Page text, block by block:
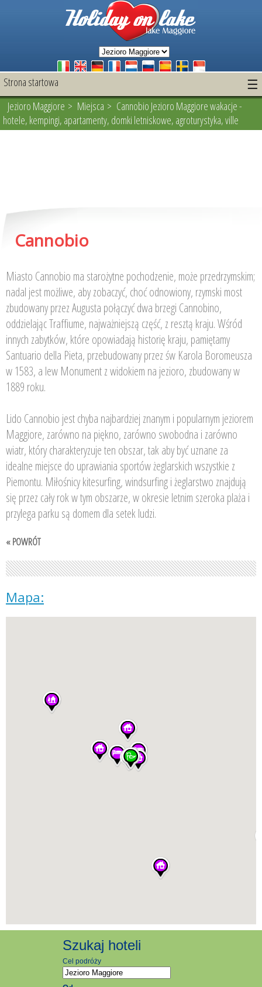
Strona startowa ☰
Jezioro Maggiore > Miejsca > Cannobio Jezioro Maggiore wakacje -
hotele, kempingi, apartamenty, domki letniskowe, agroturystyka, ville
Cannobio
Miasto Cannobio ma starożytne pochodzenie, może przedrzymskim;
nadal jest możliwe, aby zobaczyć, choć odnowiony, rzymski most
zbudowany przez Augusta połączyć dwa brzegi Cannobino,
oddzielając Traffiume, najważniejszą część, z resztą kraju. Wśród
innych zabytków, które opowiadają historię kraju, pamiętamy
Santuario della Pieta, przebudowany przez św Karola Boromeusza
w 1583, a lew Monument z widokiem na jezioro, zbudowany w
1889 roku.
Lido Cannobio jest chyba najbardziej znanym i popularnym jeziorem
Maggiore, zarówno na piękno, zarówno swobodna i zarówno
wiatr, który charakteryzuje ten obszar, tak aby być uznane za
idealne miejsce do uprawiania sportów żeglarskich wszystkie z
Piemontu. Miłośnicy kitesurfing, windsurfing i żeglarstwo znajdują
się przez cały rok w tym obszarze, w okresie letnim szeroka plaża i
przylega parku są domem dla setek ludzi.
« POWRÓT
Mapa: